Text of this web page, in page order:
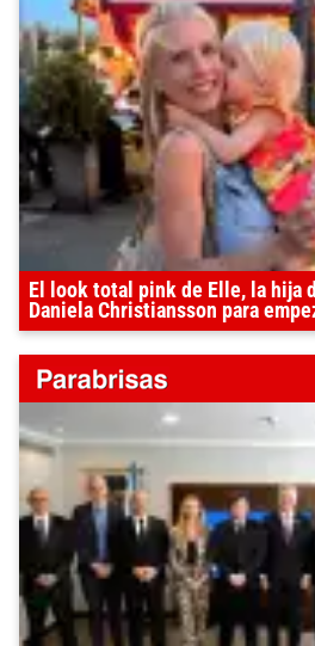
El look total pink de Elle, la hija
Daniela Christiansson para